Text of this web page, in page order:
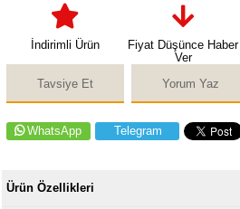
İndirimli Ürün
Fiyat Düşünce Haber
Ver
Tavsiye Et Yorum Yaz
WhatsApp Telegram
Ürün Özellikleri